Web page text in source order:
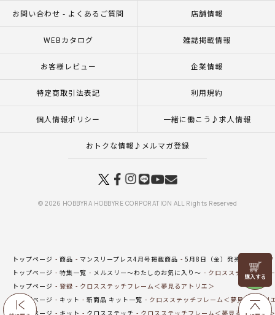
リリヤン
フェア
お問い合わせ - よくあるご質問 店舗情報
WEBカタログ 雑誌掲載情報
お客様レビュー 企業情報
特定商取引法表記 利用規約
個人情報ポリシー 一緒に働こう♪求人情報
おトクな情報♪メルマガ登録
© 2026 HOBBYRA HOBBYRE CORPORATION ALL Rights Reserved
トップページ 商品 マンスリープレス4月号掲載商品 5月8日（金）発売の商品
トップページ
特集一覧 メルスリー～わたしのお気に入り～
クロスステッチフレ
トップページ
登録
クロスステッチフレーム＜夢見るアトリエ＞
トップページ
キット 新商品 キット一覧
クロスステッチフレーム＜夢見るアトリ
トップページ
キット クロスステッチ クロスステッチフレーム＜夢見るアトリエ＞